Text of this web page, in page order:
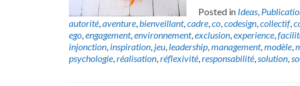
Posted in Ideas,
autorité,aventure,bienveillant,cadre,co,codesign,collectif,
ego,engagement,environnement,exclusion,experience,
injonction, inspiration, jeu, leadership,management,modèle,
psychologie,réalisation,réflexivité,responsabilité,solution,